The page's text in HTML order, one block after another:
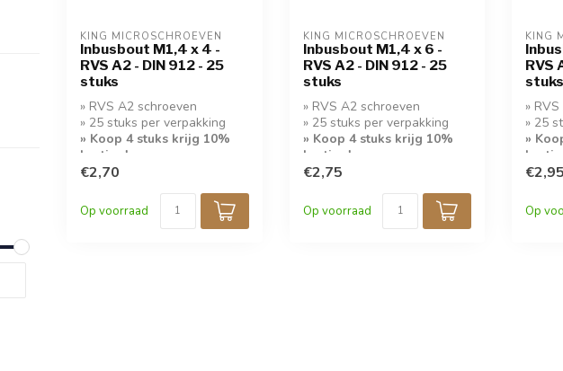
KING MICROSCHROEVEN
Inbusbout M1,4 x 4 -
RVS A2 - DIN 912 - 25
stuks
» RVS A2 schroeven
» 25 stuks per verpakking
» Koop 4 stuks krijg 10%
korting!
€2,70
Op voorraad
KING MICROSCHROEVEN
Inbusbout M1,4 x 6 -
RVS A2 - DIN 912 - 25
stuks
» RVS A2 schroeven
» 25 stuks per verpakking
» Koop 4 stuks krijg 10%
korting!
€2,75
Op voorraad
KING
RVS
stuks
»
» 25
»
€2,95
Op